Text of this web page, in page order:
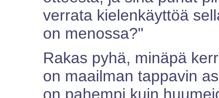
verrata kielenkäyttöä
on menossa?"
Rakas pyhä, minäpä
on maailman tappavin
on pahempi kuin